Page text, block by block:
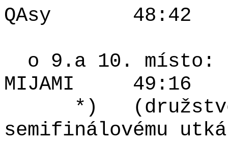
QAsy
48:42
o 9.a 10. místo:
MIJAMI
49:16
*)
semifinálovému